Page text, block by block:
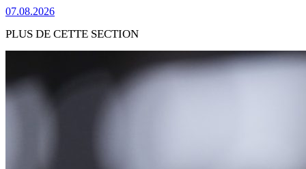
07.08.2026
PLUS DE CETTE SECTION